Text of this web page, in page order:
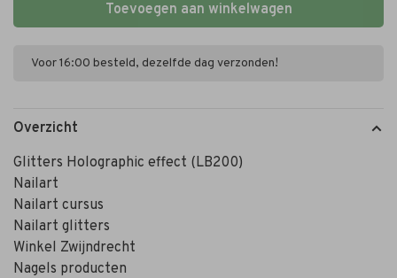
Toevoegen aan winkelwagen
Voor 16:00 besteld, dezelfde dag verzonden!
Overzicht
Glitters Holographic effect (LB200)
Nailart
Nailart cursus
Nailart glitters
Winkel Zwijndrecht
Nagels producten